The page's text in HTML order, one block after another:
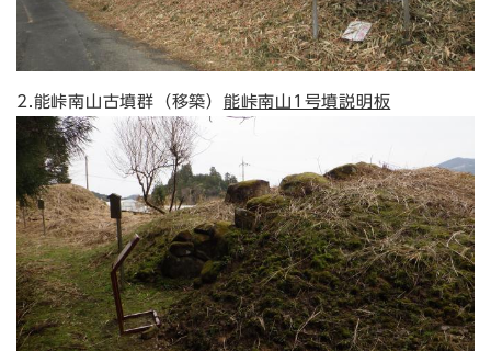
2.能峠南山古墳群（移築） 能峠南山1号墳説明板